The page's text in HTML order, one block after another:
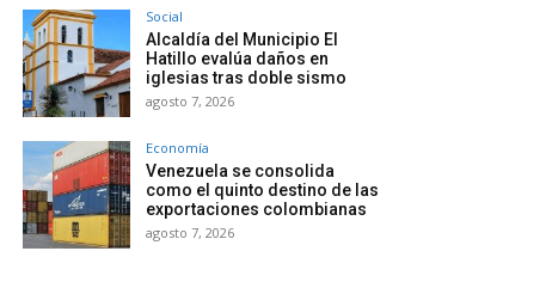
Social
Alcaldía del Municipio El
Hatillo evalúa daños en
iglesias tras doble sismo
agosto 7, 2026
Economía
Venezuela se consolida
como el quinto destino de las
exportaciones colombianas
agosto 7, 2026